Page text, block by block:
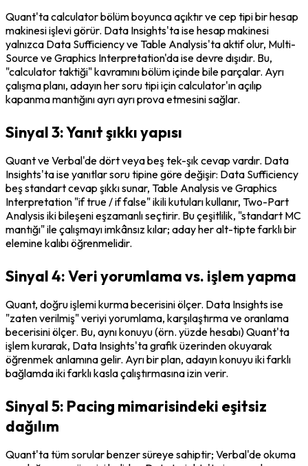
Quant'ta calculator bölüm boyunca açıktır ve cep tipi bir hesap
makinesi işlevi görür. Data Insights'ta ise hesap makinesi
yalnızca Data Sufficiency ve Table Analysis'ta aktif olur, Multi-
Source ve Graphics Interpretation'da ise devre dışıdır. Bu,
"calculator taktiği" kavramını bölüm içinde bile parçalar. Ayrı
çalışma planı, adayın her soru tipi için calculator'ın açılıp
kapanma mantığını ayrı ayrı prova etmesini sağlar.
Sinyal 3: Yanıt şıkkı yapısı
Quant ve Verbal'de dört veya beş tek-şık cevap vardır. Data
Insights'ta ise yanıtlar soru tipine göre değişir: Data Sufficiency
beş standart cevap şıkkı sunar, Table Analysis ve Graphics
Interpretation "if true / if false" ikili kutuları kullanır, Two-Part
Analysis iki bileşeni eşzamanlı seçtirir. Bu çeşitlilik, "standart MC
mantığı" ile çalışmayı imkânsız kılar; aday her alt-tipte farklı bir
elemine kalıbı öğrenmelidir.
Sinyal 4: Veri yorumlama vs. işlem yapma
Quant, doğru işlemi kurma becerisini ölçer. Data Insights ise
"zaten verilmiş" veriyi yorumlama, karşılaştırma ve oranlama
becerisini ölçer. Bu, aynı konuyu (örn. yüzde hesabı) Quant'ta
işlem kurarak, Data Insights'ta grafik üzerinden okuyarak
öğrenmek anlamına gelir. Ayrı bir plan, adayın konuyu iki farklı
bağlamda iki farklı kasla çalıştırmasına izin verir.
Sinyal 5: Pacing mimarisindeki eşitsiz
dağılım
Quant'ta tüm sorular benzer süreye sahiptir; Verbal'de okuma